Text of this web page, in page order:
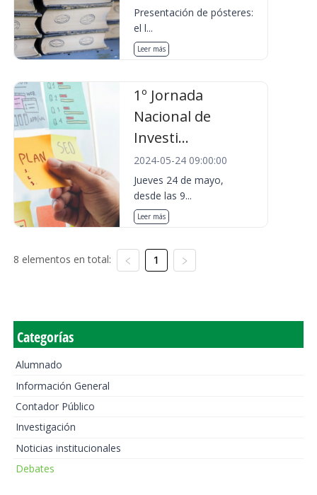
Presentación de pósteres:
el l...
Leer más
1º Jornada
Nacional de
Investi...
2024-05-24 09:00:00
Jueves 24 de mayo,
desde las 9...
Leer más
8 elementos en total: 1
Categorías
Alumnado
Información General
Contador Público
Investigación
Noticias institucionales
Debates